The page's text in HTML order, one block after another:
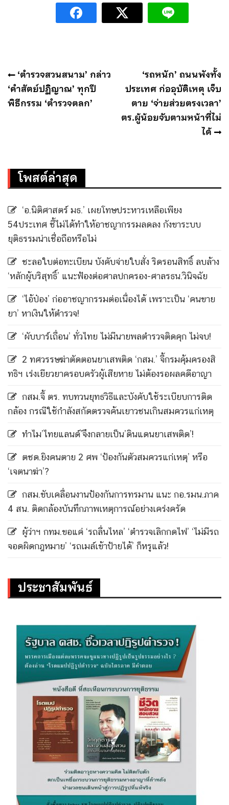
แนะแนว
เรื่อง
‘ตำรวจสวนสนาม’ กล่าว
‘คำสัตย์ปฏิญาณ’ ทุกปี
พิธีกรรม ‘ตำรวจตลก’
‘รถหนัก’ ถนนพังทั้ง
ประเทศ ก่ออุบัติเหตุ เจ็บ
ตาย ‘จ่ายส่วยตรงเวลา’
ตร.ผู้น้อยจับตามหน้าที่ไม่
ได้
โพสต์ล่าสุด
‘อ.นิติศาสตร์ มธ.’ เผยโทษประหารเหลือเพียง
54ประเทศ ชี้ไม่ได้ทำให้อาชญากรรมลดลง กังขาระบบ
ยุติธรรมน่าเชื่อถือหรือไม่
ชะลอใบต่อทะเบียน บังคับจ่ายใบสั่ง ริดรอนสิทธิ์ ลบล้าง
‘หลักผู้บริสุทธิ์’ แนะฟ้องต่อศาลปกครอง-ศาลรธน.วินิจฉัย
‘ไอ้ป๋อง’ ก่ออาชญากรรมต่อเนื่องได้ เพราะเป็น ‘คนขาย
ยา’ หาเงินให้ตำรวจ!
‘ผับบาร์เถื่อน’ ทั่วไทย ไม่มีนายพลตำรวจติดคุก ไม่จบ!
2 ทศวรรษฆ่าตัดตอนยาเสพติด ‘กสม.’ จี้กรมคุ้มครองสิ
ทธิฯ เร่งเยียวยาครอบครัวผู้เสียหาย ไม่ต้องรอผลคดีอาญา
กสม.จี้ ตร. ทบทวนยุทธวิธีและบังคับใช้ระเบียบการติด
กล้อง กรณีใช้กำลังสกัดตรวจค้นเยาวชนเกินสมควรแก่เหตุ
ทำไม’ไทยแลนด์’จึงกลายเป็น’ดินแดนยาเสพติด’!
ตชด.ยิงคนตาย 2 ศพ ‘ป้องกันตัวสมควรแก่เหตุ’ หรือ
‘เจตนาฆ่า’?
กสม.ขับเคลื่อนงานป้องกันการทรมาน แนะ กอ.รมน.ภาค
4 สน. ติดกล้องบันทึกภาพเหตุการณ์อย่างเคร่งครัด
ผู้ว่าฯ กทม.ขอแค่ ‘รถลื่นไหล’ ‘ตำรวจเลิกกดไฟ’ ‘ไม่มีรถ
จอดผิดกฎหมาย’ ‘รถเมล์เข้าป้ายได้’ ก็หรูแล้ว!
ประชาสัมพันธ์